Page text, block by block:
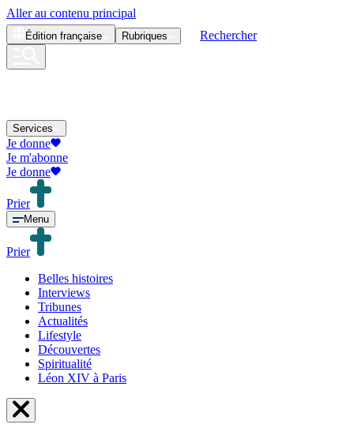
Aller au contenu principal
Édition française Rubriques Rechercher
Services
Je donne
Je m'abonne
Je donne
Prier
Menu
Prier
Belles histoires
Interviews
Tribunes
Actualités
Lifestyle
Découvertes
Spiritualité
Léon XIV à Paris